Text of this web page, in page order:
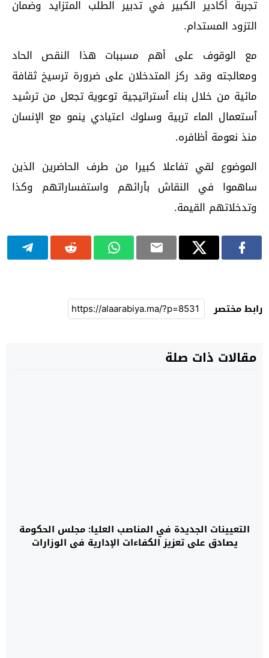
تجربة أكادير الكبير في تدبير الطلب المتزايد وضمان
التزود المستدام.
مع الوقوف على أهم مسببات هذا النقص الحاد
ومعالجته وقد ركز المتدخلان على ضرورة ترسيخ ثقافة
مائية من خلال بناء ٱستراتيجية توعوية تجعل من ترشيد
ٱستعمال الماء تربية وسلوك اعتيادي ينمو مع الإنسان
منذ نعومة أظافره.
الموضوع لقي تفاعلا كبيرا من طرف الحاضرين الذين
ساهموا في النقاش بٱرائهم واستفساراتهم وكذا
وتدخلاتهم القيمة.
رابط مختصر
مقالات ذات صلة
التعيينات الجديدة في المناصب العليا: مجلس الحكومة
يصادق على تعزيز الكفاءات الإدارية في الوزارات